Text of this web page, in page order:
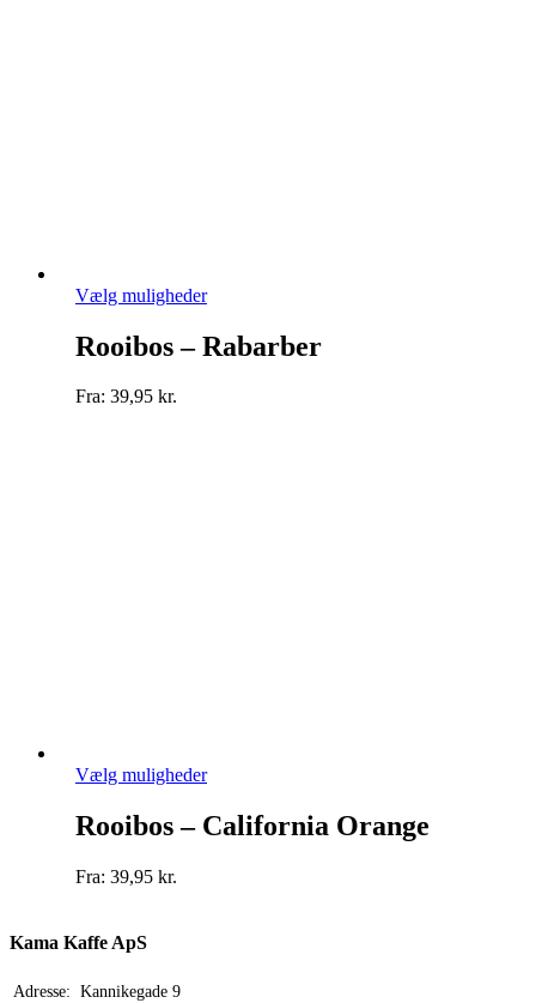
Vælg mulighederDette
har
flere
Rooibos – Rabarber
Fra: 39,95 kr.
Vælg mulighederDette
har
flere
Rooibos – California Orange
Fra: 39,95 kr.
Kama Kaffe ApS
Adresse: Kannikegade 9